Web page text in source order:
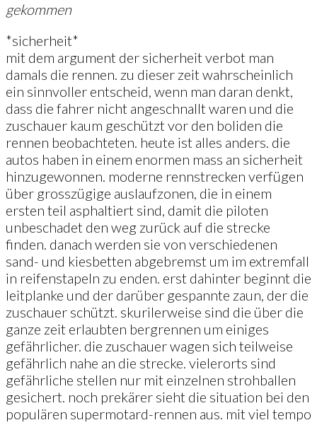
gekommen
*sicherheit*
mit dem argument der sicherheit verbot man
damals die rennen. zu dieser zeit wahrscheinlich
ein sinnvoller entscheid, wenn man daran denkt,
dass die fahrer nicht angeschnallt waren und die
zuschauer kaum geschützt vor den boliden die
rennen beobachteten. heute ist alles anders. die
autos haben in einem enormen mass an sicherheit
hinzugewonnen. moderne rennstrecken verfügen
über grosszügige auslaufzonen, die in einem
ersten teil asphaltiert sind, damit die piloten
unbeschadet den weg zurück auf die strecke
finden. danach werden sie von verschiedenen
sand- und kiesbetten abgebremst um im extremfall
in reifenstapeln zu enden. erst dahinter beginnt die
leitplanke und der darüber gespannte zaun, der die
zuschauer schützt. skurilerweise sind die über die
ganze zeit erlaubten bergrennen um einiges
gefährlicher. die zuschauer wagen sich teilweise
gefährlich nahe an die strecke. vielerorts sind
gefährliche stellen nur mit einzelnen strohballen
gesichert. noch prekärer sieht die situation bei den
populären supermotard-rennen aus. mit viel tempo